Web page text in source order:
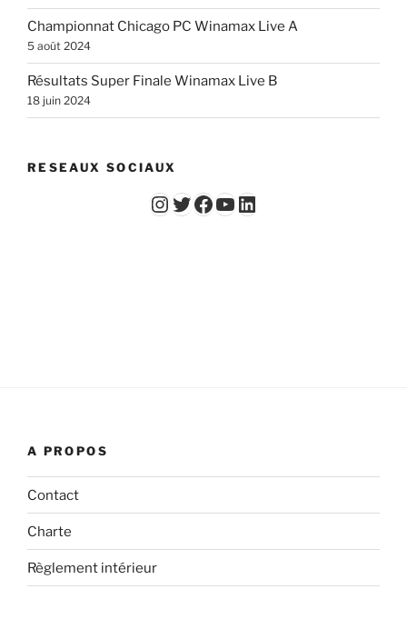
Championnat Chicago PC Winamax Live A
5 août 2024
Résultats Super Finale Winamax Live B
18 juin 2024
RESEAUX SOCIAUX
Instagram
Twitter
Facebook
YouTube - Vidéos du Chicago Poker ClubLinkedIn
A PROPOS
Contact
Charte
Règlement intérieur